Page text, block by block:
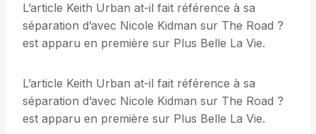
L’article Keith Urban at-il fait référence à sa
séparation d’avec Nicole Kidman sur The Road ?
est apparu en première sur Plus Belle La Vie.
L’article Keith Urban at-il fait référence à sa
séparation d’avec Nicole Kidman sur The Road ?
est apparu en première sur Plus Belle La Vie.